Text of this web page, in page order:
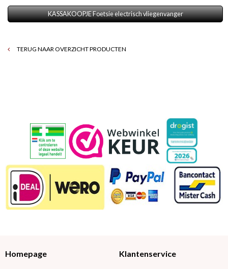
KASSAKOOPJE Foetsie electrisch vliegenvanger
TERUG NAAR OVERZICHT PRODUCTEN
Homepage Klantenservice